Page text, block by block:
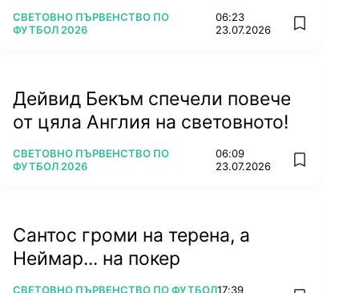
ПОВЕЧЕ ОТ
СВЕТОВНО ПЪРВЕНСТВО ПО
ФУТБОЛ 2026
06:23
23.07.2026
add
Дейвид Бекъм спечели повече
от цяла Англия на световното!
ПОВЕЧЕ ОТ
СВЕТОВНО ПЪРВЕНСТВО ПО
ФУТБОЛ 2026
06:09
23.07.2026
add
Сантос громи на терена, а
Неймар... на покер
ПОВЕЧЕ ОТ
СВЕТОВНО ПЪРВЕНСТВО ПО ФУТБОЛ17:39